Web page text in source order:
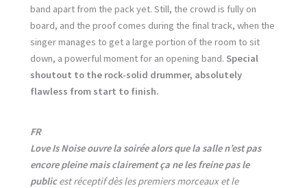
band apart from the pack yet. Still, the crowd is fully on
board, and the proof comes during the final track, when the
singer manages to get a large portion of the room to sit
down, a powerful moment for an opening band. Special
shoutout to the rock-solid drummer, absolutely
flawless from start to finish.
FR
Love Is Noiseouvre la soirée alors que la salle n’est pas
encore pleine mais clairement ça ne les freine pas le
publicest réceptif dès les premiers morceaux et le